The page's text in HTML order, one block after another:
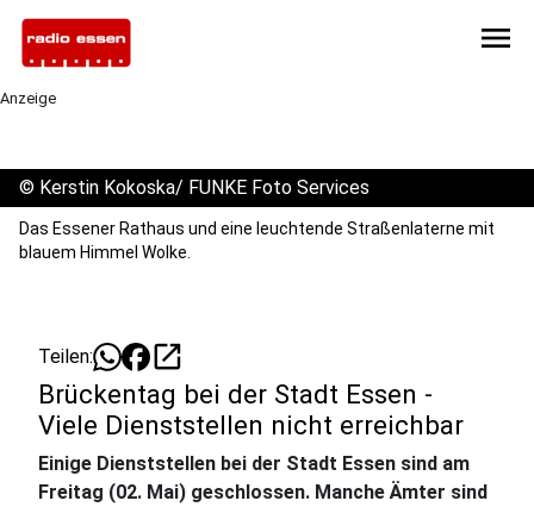
menu
Anzeige
© Kerstin Kokoska/ FUNKE Foto Services
Das Essener Rathaus und eine leuchtende Straßenlaterne mit
blauem Himmel Wolke.
Teilen: open_in_new
Brückentag bei der Stadt Essen -
Viele Dienststellen nicht erreichbar
Einige Dienststellen bei der Stadt Essen sind am
Freitag (02. Mai) geschlossen. Manche Ämter sind